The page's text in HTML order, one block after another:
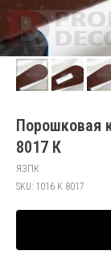
Порошковая
8017 К
ЯЗПК
SKU: 1016 K 8017